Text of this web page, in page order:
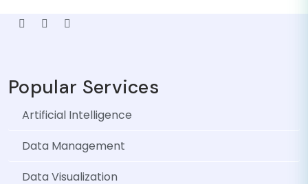
Popular Services
Artificial Intelligence
Data Management
Data Visualization